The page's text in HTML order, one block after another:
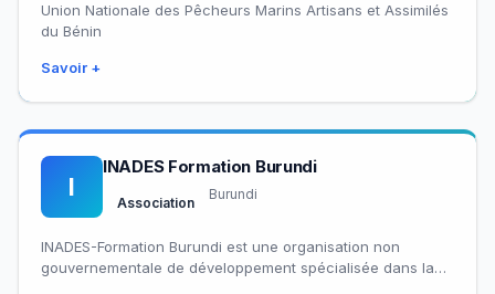
Union Nationale des Pêcheurs Marins Artisans et Assimilés
du Bénin
Savoir +
I
INADES Formation Burundi
Association
Burundi
INADES-Formation Burundi est une organisation non
gouvernementale de développement spécialisée dans la